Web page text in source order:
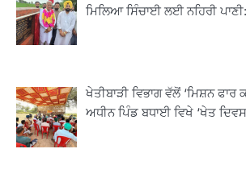
ਮਿਲਿਆ ਸਿੰਚਾਈ ਲਈ ਨਹਿਰੀ
ਖੇਤੀਬਾੜੀ ਵਿਭਾਗ ਵੱਲੋਂ ‘ਮਿਸ਼ਨ ਫਾਰ
ਅਧੀਨ ਪਿੰਡ ਬਧਾਈ ਵਿਖੇ ‘ਖੇਤ